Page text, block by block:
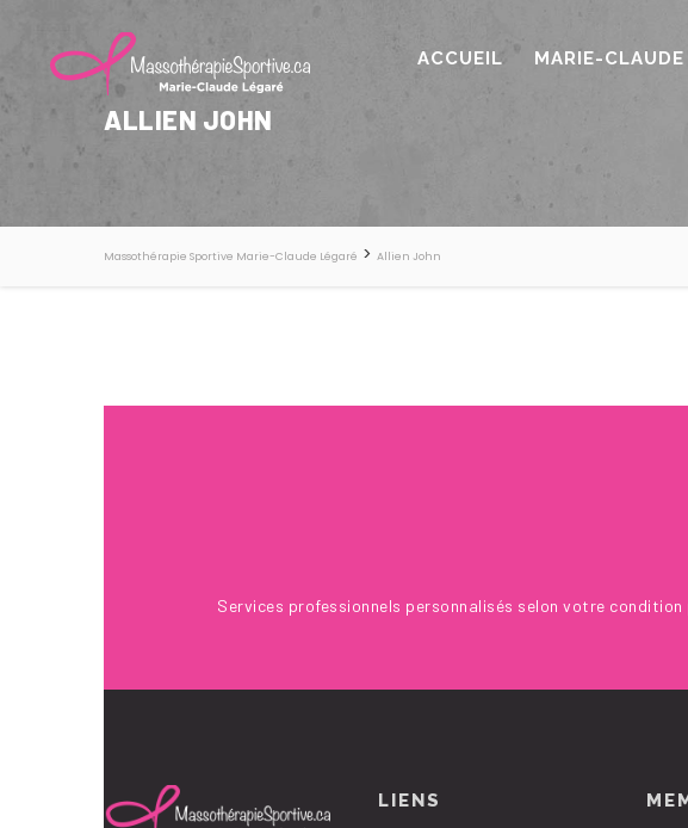
ACCUEIL MARIE-CLAUDE
ALLIEN JOHN
Massothérapie Sportive Marie-Claude Légaré > Allien John
Services professionnels personnalisés selon votre condition
LIENS